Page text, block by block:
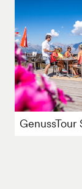
GenussTour